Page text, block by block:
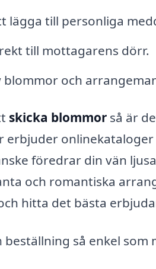
lägga till personliga
till mottagarens dörr.
blommor och
skicka blommor så är
erbjuder
föredrar din vän
och romantiska
hitta det bästa
beställning så enkel som